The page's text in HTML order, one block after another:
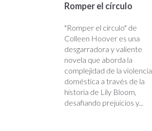
Romper el círculo
"Romper el círculo" de
Colleen Hoover es una
desgarradora y valiente
novela que aborda la
complejidad de la violencia
doméstica a través de la
historia de Lily Bloom,
desafiando prejuicios y...